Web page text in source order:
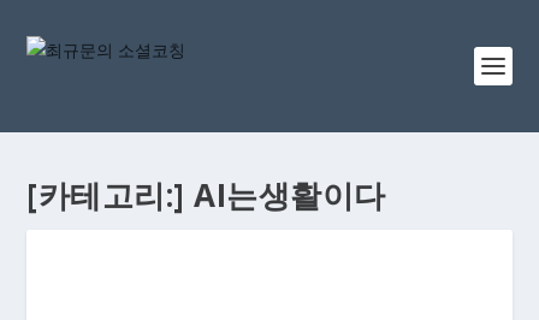
[카테고리:]AI는생활이다